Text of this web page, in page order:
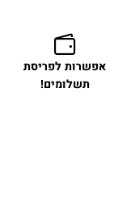
אפשרות לפריסת
תשלומים!